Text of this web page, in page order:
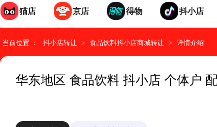
我要求购 发布求购信息，找店速度 提升95%
我要出售 店铺成交后我们将收取部分服务费
猫店 京店 得物 抖小店
当前位置 ： 抖小店转让 > 食品饮料抖小店商城转让 > 详情介绍
华东地区 食品饮料 抖小店 个体户